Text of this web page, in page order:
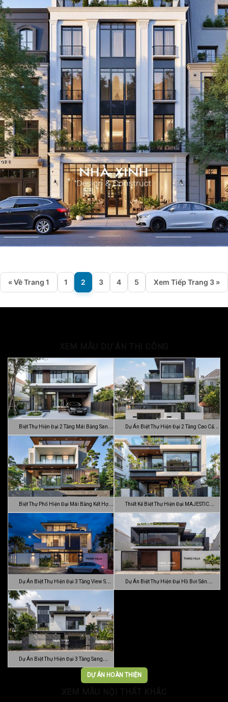
« Về Trang 1 1 2 3 4 5 Xem Tiếp Trang 3 »
Biệt Thự Hiện Đại 2 Tầng Mái Bằng Sang Dự Án Biệt Thự Hiện Đại 2 Tầng Cao Cấp
Đ…
Biệt Thự Phố Hiện Đại Mái Bằng Kết Hợp Thiết Kế Biệt Thự Hiện Đại MAJESTIC
MODE…
Dự Án Biệt Thự Hiện Đại 3 Tầng View Sân
…
Dự Án Biệt Thự Hiện Đại Hồ Bơi Sân
Dự Án Biệt Thự Hiện Đại 3 Tầng Sang
DỰ ÁN HOÀN THIỆN